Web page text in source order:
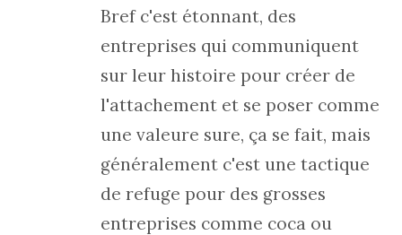
Bref c'est étonnant, des
entreprises qui communiquent
sur leur histoire pour créer de
l'attachement et se poser comme
une valeure sure, ça se fait, mais
généralement c'est une tactique
de refuge pour des grosses
entreprises comme coca ou